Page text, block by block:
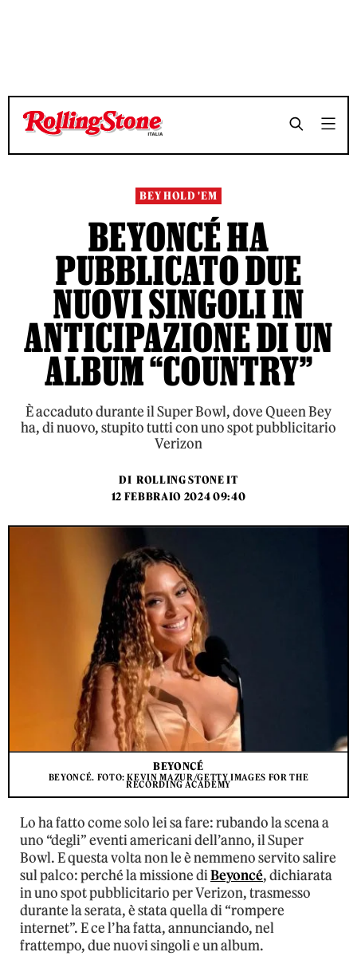
TEMPO DI LETTURA 3 MINUTI SHARE
TEMPO DI LETTURA 3 MINUTI SHARE
BEY HOLD 'EM
BEYONCÉ HA
PUBBLICATO DUE
NUOVI SINGOLI IN
ANTICIPAZIONE DI UN
ALBUM “COUNTRY”
È accaduto durante il Super Bowl, dove Queen Bey
ha, di nuovo, stupito tutti con uno spot pubblicitario
Verizon
DI ROLLING STONE IT
12 FEBBRAIO 2024 09:40
BEYONCÉ
BEYONCÉ. FOTO: KEVIN MAZUR/GETTY IMAGES FOR THE
RECORDING ACADEMY
Lo ha fatto come solo lei sa fare: rubando la scena a
uno “degli” eventi americani dell’anno, il Super
Bowl. E questa volta non le è nemmeno servito salire
sul palco: perché la missione diBeyoncé, dichiarata
in uno spot pubblicitario per Verizon, trasmesso
durante la serata, è stata quella di “rompere
internet”. E ce l’ha fatta, annunciando, nel
frattempo, due nuovi singoli e un album.